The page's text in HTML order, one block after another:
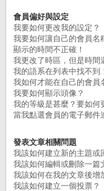
會員偏好與設定
我要如何更改我的設定？
我要如何讓自己的會員名
顯示的時間不正確！
我更改了時區，但是時間
我的語系在列表中找不到！
我如何才能在自己的會員
我要如何顯示頭像？
我的等級是甚麼？要如何
當我點選會員的電子郵件
發表文章相關問題
我該如何建立新的主題或
我該如何編輯或刪除一篇
我該如何在我的文章後增
我該如何建立一個投票？